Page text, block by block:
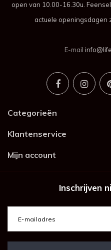
open van 10.00-16.30u.
actuele openingsdagen
E-mail
Categorieën
Klantenservice
Mijn account
Inschrijven